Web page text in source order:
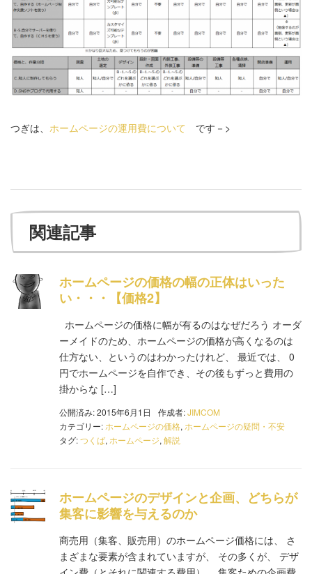
つぎは、 ホームページの運用費について です－>
関連記事
ホームページの価格の幅の正体はいった
い・・・【価格2】
ホームページの価格に幅が有るのはなぜだろう オーダ
ーメイドのため、ホームページの価格が高くなるのは
仕方ない、というのはわかったけれど、 最近では、 0
円でホームページを自作でき、その後もずっと費用の
掛からな […]
公開済み: 2015年6月1日 作成者:JIMCOM
カテゴリー: ホームページの価格, ホームページの疑問・不安
タグ:つくば, ホームページ, 解説
ホームページのデザインと企画、どちらが
集客に影響を与えるのか
商売用（集客、販売用）のホームページ価格には、 さ
まざまな要素が含まれていますが、 その多くが、 デザ